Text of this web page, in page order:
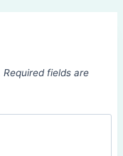
Required fields are